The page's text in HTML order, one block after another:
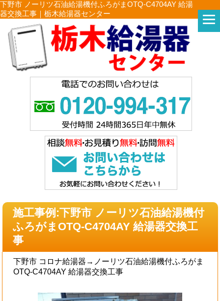
下野市 ノーリツ石油給湯機付ふろがまOTQ-C4704AY 給湯
器交換工事｜栃木給湯器センター
施工事例:下野市 ノーリツ石油給湯機付
ふろがまOTQ-C4704AY 給湯器交換工
事
下野市 コロナ給湯器→ノーリツ石油給湯機付ふろがま
OTQ-C4704AY 給湯器交換工事